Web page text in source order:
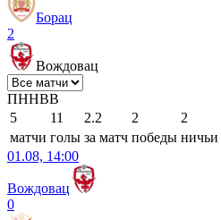
Борац
2
Вождовац
ПННВВ
5
11 2.2 2 2
матчи голы за матч победы ничьи
01.08, 14:00
Вождовац
0